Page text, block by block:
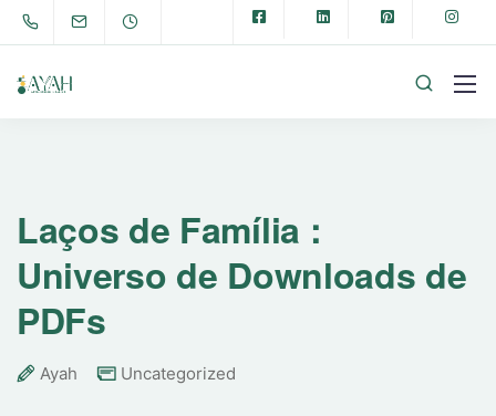
Laços de Família :
Universo de Downloads de
PDFs
Ayah Uncategorized